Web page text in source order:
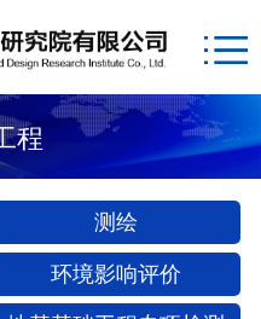
程
测绘
环境影响评价